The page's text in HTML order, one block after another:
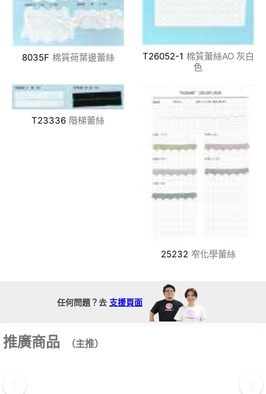
8035F 棉質荷葉邊蕾絲 T26052-1 棉質蕾絲AO 灰白
色
T23336 階梯蕾絲
25232 窄化學蕾絲
任何問題？去 支援頁面
推廣商品 （主推）